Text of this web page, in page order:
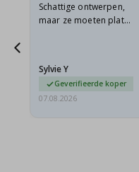
Schattige ontwerpen,
maar ze moeten plat
beetje…
Sylvie Y
Geverifieerde koper
07.08.2026